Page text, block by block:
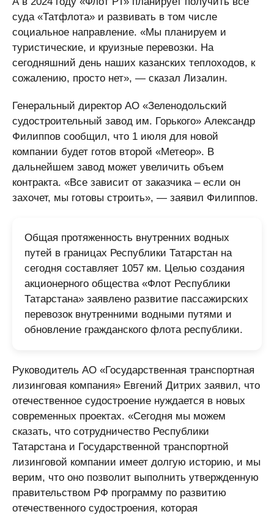
суда «Татфлота» и развивать в том числе
социальное направление. «Мы планируем и
туристические, и круизные перевозки. На
сегодняшний день наших казанских теплоходов, к
сожалению, просто нет», — сказал Лизалин.
Генеральный директор АО «Зеленодольский
судостроительный завод им. Горького» Александр
Филиппов сообщил, что 1 июля для новой
компании будет готов второй «Метеор». В
дальнейшем завод может увеличить объем
контракта. «Все зависит от заказчика – если он
захочет, мы готовы строить», — заявил Филиппов.
Общая протяженность внутренних водных
путей в границах Республики Татарстан на
сегодня составляет 1057 км. Целью создания
акционерного общества «Флот Республики
Татарстана» заявлено развитие пассажирских
перевозок внутренними водными путями и
обновление гражданского флота республики.
Руководитель АО «Государственная транспортная
лизинговая компания» Евгений Дитрих заявил, что
отечественное судостроение нуждается в новых
современных проектах. «Сегодня мы можем
сказать, что сотрудничество Республики
Татарстана и Государственной транспортной
лизинговой компании имеет долгую историю, и мы
верим, что оно позволит выполнить утвержденную
правительством РФ программу по развитию
отечественного судостроения, которая